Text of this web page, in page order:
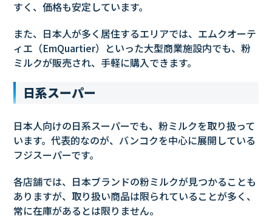
すく、価格も安定しています。
また、日本人が多く居住するエリアでは、エムクオーテ
ィエ（EmQuartier）といった大型商業施設内でも、粉
ミルクが販売され、手軽に購入できます。
日系スーパー
日本人向けの日系スーパーでも、粉ミルクを取り扱って
います。代表的なのが、バンコクを中心に展開している
フジスーパーです。
各店舗では、日本ブランドの粉ミルクが見つかることも
ありますが、取り扱い商品は限られていることが多く、
常に在庫があるとは限りません。